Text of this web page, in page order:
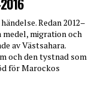
Redan 2012–
medel, migration och
av Västsahara.
och den tystnad som
för Marockos